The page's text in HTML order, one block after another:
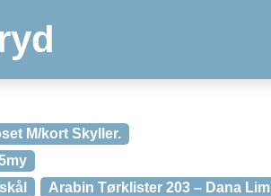
M/kort Skyller.
Arabin Tørklister 203 – Dana Lim